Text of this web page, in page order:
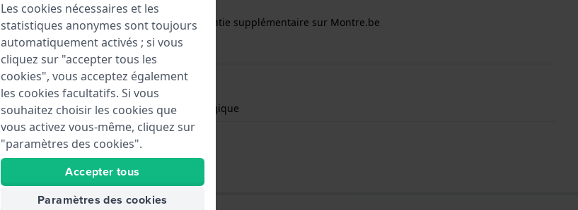
Garantie de 2 ans
Gratuit 1 an de garantie supplémentaire sur Montre.be
Heures - Aiguille analogique
Date - Fenêtr
Les cookies nécessaires et les
statistiques anonymes sont toujours
automatiquement activés ; si vous
cliquez sur "accepter tous les
cookies", vous acceptez également
les cookies facultatifs. Si vous
souhaitez choisir les cookies que
vous activez vous-même, cliquez sur
"paramètres des cookies".
Accepter tous
Paramètres des cookies